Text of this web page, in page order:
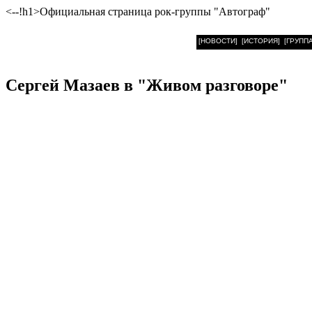
<--!h1>Официальная страница рок-группы "Автограф"
[НОВОСТИ] [ИСТОРИЯ]
Сергей Мазаев в "Живом разговоре"